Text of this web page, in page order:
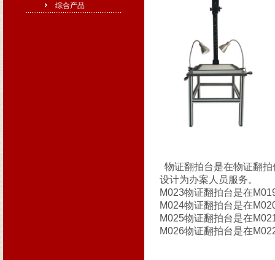
综合产品
物证翻拍台是在物证翻
设计为办案人员服务。
M023物证翻拍台是在
M024物证翻拍台是在
M025物证翻拍台是在
M026物证翻拍台是在